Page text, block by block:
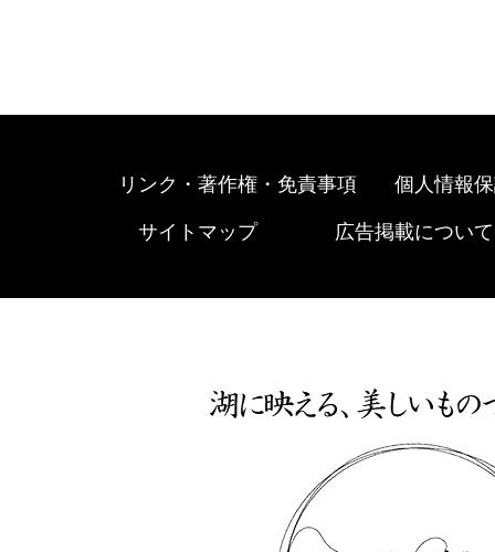
リンク・著作権・免責事項 個人情報
サイトマップ 広告掲載について